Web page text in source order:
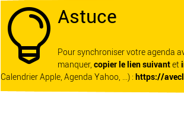
 Astuce
Pour synchroniser votre agenda
manquer, copier le lien suivantet
Calendrier Apple, Agenda Yahoo, ...) : https://